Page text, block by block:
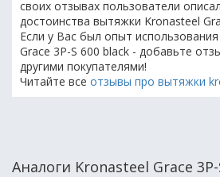
своих отзывах пользователи
достоинства вытяжки Kronasteel
Если у Вас был опыт
Grace 3P-S 600 black - добавьте
другими покупателями!
Читайте все отзывы про вытяжки
Аналоги Kronasteel Grace